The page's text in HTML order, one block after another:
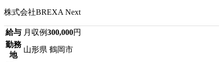
株式会社BREXA Next
給与 月収例300,000円
勤務
地
山形県 鶴岡市